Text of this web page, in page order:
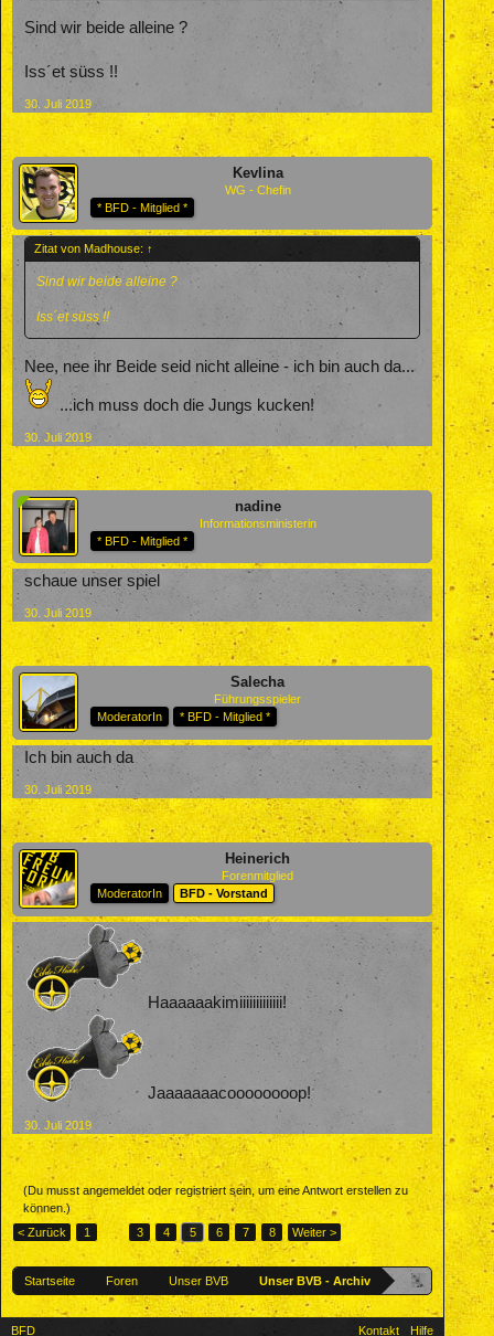
Sind wir beide alleine ?
Iss´et süss !!
30. Juli 2019
Kevlina
WG - Chefin
* BFD - Mitglied *
Zitat von Madhouse: ↑
Sind wir beide alleine ?
Iss´et süss !!
Nee, nee ihr Beide seid nicht alleine - ich bin auch da...
...ich muss doch die Jungs kucken!
30. Juli 2019
nadine
Informationsministerin
* BFD - Mitglied *
schaue unser spiel
30. Juli 2019
Salecha
Führungsspieler
ModeratorIn
* BFD - Mitglied *
Ich bin auch da
30. Juli 2019
Heinerich
Forenmitglied
ModeratorIn
BFD - Vorstand
Haaaaaakimiiiiiiiiiiiii!
Jaaaaaaacoooooooop!
30. Juli 2019
(Du musst angemeldet oder registriert sein, um eine Antwort erstellen zu
können.)
< Zurück
1 ← 3 4 5 6 7 8 Weiter >
Startseite Foren Unser BVB Unser BVB - Archiv
BFD Kontakt Hilfe